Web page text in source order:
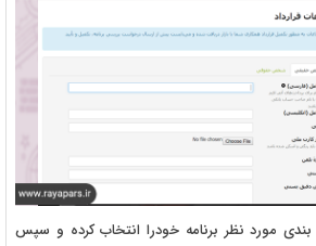
مورد نظر برنامه خودرا انتخاب کرده و سپس